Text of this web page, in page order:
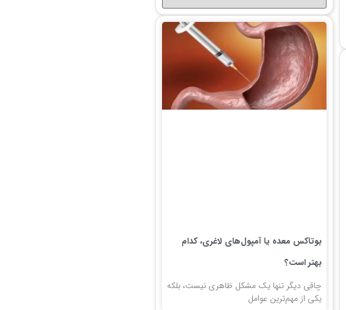
بوتاکس معده یا آمپول‌های لاغری، کدام
بهتر است؟
چاقی دیگر تنها یک مشکل ظاهری نیست، بلکه
یکی از مهم‌ترین عوامل